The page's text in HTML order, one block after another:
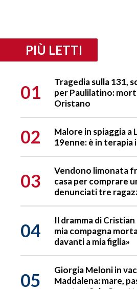
PIÙ LETTI
01
Tragedia sulla 131,
per Paulilatino:
Oristano
02
Malore in spiaggia a
19enne: è in terapia
03
Vendono limonata
casa per comprare
denunciati tre
04
Il dramma di
mia compagna
davanti a mia figlia»
05
Giorgia Meloni in
Maddalena: mare,